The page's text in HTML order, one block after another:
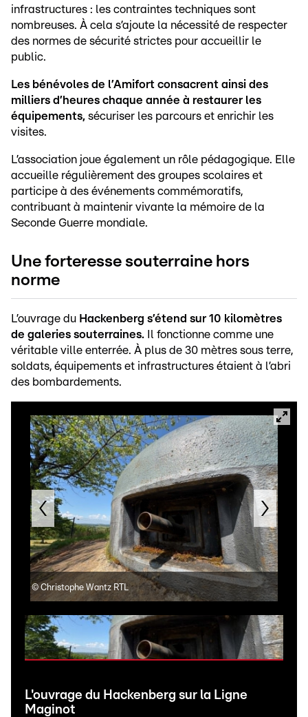
infrastructures : les contraintes techniques sont
nombreuses. À cela s’ajoute la nécessité de respecter
des normes de sécurité strictes pour accueillir le
public.
Les bénévoles de l’Amifort consacrent ainsi des
milliers d’heures chaque année à restaurer les
équipements, sécuriser les parcours et enrichir les
visites.
L’association joue également un rôle pédagogique. Elle
accueille régulièrement des groupes scolaires et
participe à des événements commémoratifs,
contribuant à maintenir vivante la mémoire de la
Seconde Guerre mondiale.
Une forteresse souterraine hors
norme
L’ouvrage du Hackenberg s’étend sur 10 kilomètres
de galeries souterraines. Il fonctionne comme une
véritable ville enterrée. À plus de 30 mètres sous terre,
soldats, équipements et infrastructures étaient à l’abri
des bombardements.
© Christophe Wantz RTL
L'ouvrage du Hackenberg sur la Ligne
Maginot